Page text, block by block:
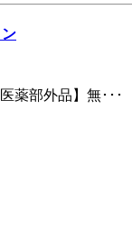
薬部外品】無･･･